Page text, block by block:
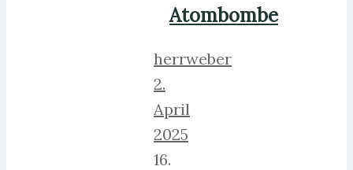
Atombombe
herrweber
2.
April
2025
16.